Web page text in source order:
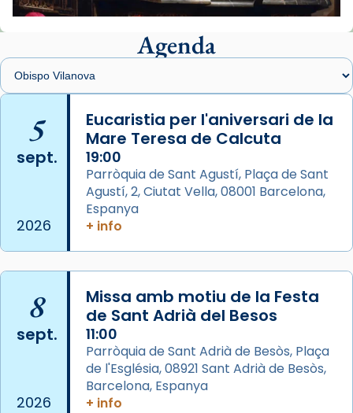
📸 J. Merino
de Barcelona.
2 weeks ago
Aquest dilluns, 27 de juliol, ha tingut lloc la
missa d’acció de gràcies en agraïment al
comitè organitzador de la visita apostòlica
del Sant Pare Lleó XIV a Barcelona, i als
L’arquebisbe de Barcelona, el cardenal Joan
Josep Omella, ha presidit la missa i l’ha
concelebrat el bisbe auxiliar de Barcelona,
Mons. David Abadías.
📸 Dr. G. Simón
View on Facebook ·
Agenda
5
sept.
2026
Eucaristia per l'aniversari de la
Mare Teresa de Calcuta
19:00
Parròquia de Sant Agustí, Plaça de Sant
Agustí, 2, Ciutat Vella, 08001 Barcelona,
Espanya
+ info
8
sept.
2026
Missa amb motiu de la Festa
de Sant Adrià del Besos
11:00
Parròquia de Sant Adrià de Besòs, Plaça
de l'Església, 08921 Sant Adrià de Besòs,
Barcelona, Espanya
+ info